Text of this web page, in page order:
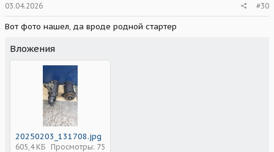
03.04.2026 #30
Вот фото нашел, да вроде родной стартер
Вложения
20250203_131708.jpg
605,4 КБ Просмотры: 75